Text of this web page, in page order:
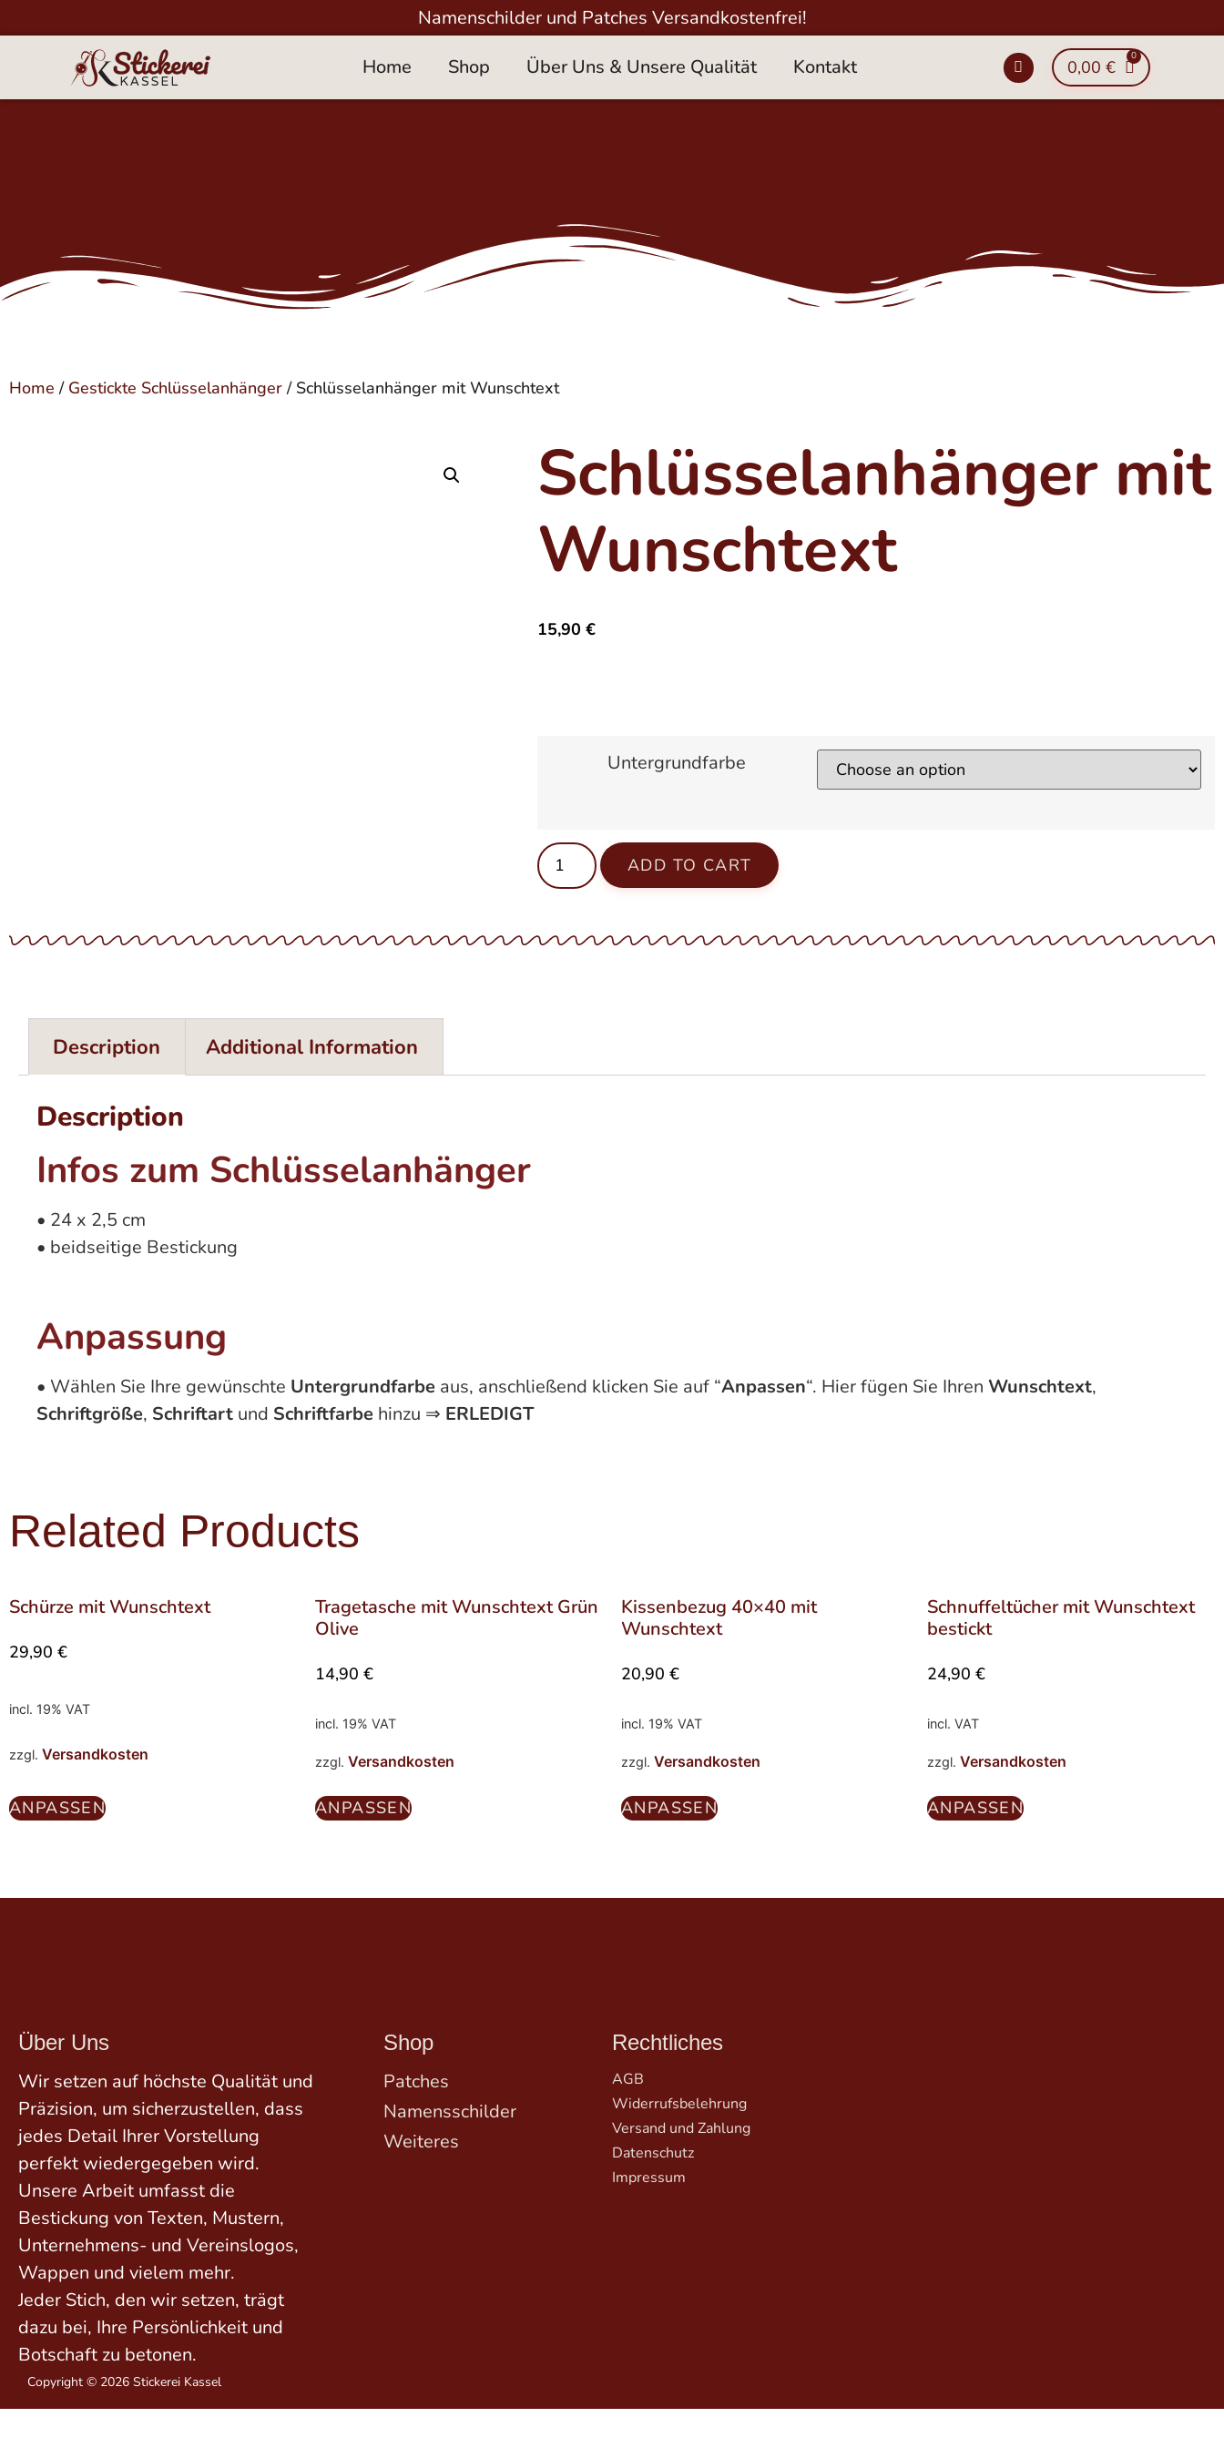
Namenschilder und Patches Versandkostenfrei!
Home Shop Über Uns & Unsere Qualität Kontakt 0,00 €
Home / Gestickte Schlüsselanhänger/ Schlüsselanhänger mit Wunschtext
Schlüsselanhänger mit
Wunschtext
15,90 €
Untergrundfarbe
ADD TO CART
Description Additional Information
Description
Infos zum Schlüsselanhänger
• 24 x 2,5 cm
• beidseitige Bestickung
Anpassung
• Wählen Sie Ihre gewünschte Untergrundfarbe aus, anschließend klicken Sie auf “Anpassen“. Hier fügen Sie Ihren Wunschtext,
Schriftgröße, Schriftart und Schriftfarbe hinzu ⇒ ERLEDIGT
Related Products
Schürze mit Wunschtext
29,90 €
incl. 19% VAT
zzgl. Versandkosten
ANPASSEN
Tragetasche mit Wunschtext Grün
Olive
14,90 €
incl. 19% VAT
zzgl. Versandkosten
ANPASSEN
Kissenbezug 40×40 mit
Wunschtext
20,90 €
incl. 19% VAT
zzgl. Versandkosten
ANPASSEN
Schnuffeltücher mit Wunschtext
bestickt
24,90 €
incl. VAT
zzgl. Versandkosten
ANPASSEN
Über Uns
Wir setzen auf höchste Qualität und
Präzision, um sicherzustellen, dass
jedes Detail Ihrer Vorstellung
perfekt wiedergegeben wird.
Unsere Arbeit umfasst die
Bestickung von Texten, Mustern,
Unternehmens- und Vereinslogos,
Wappen und vielem mehr.
Jeder Stich, den wir setzen, trägt
dazu bei, Ihre Persönlichkeit und
Botschaft zu betonen.
Shop
Patches
Namensschilder
Weiteres
Rechtliches
AGB
Widerrufsbelehrung
Versand und Zahlung
Datenschutz
Impressum
Copyright © 2026 Stickerei Kassel